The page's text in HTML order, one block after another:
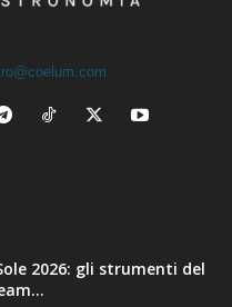
2026: gli strumenti del